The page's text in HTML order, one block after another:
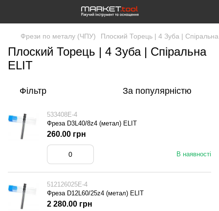
Фрези по металу (ЧПУ) Плоский Торець | 4 Зуба | Спіральна
Плоский Торець | 4 Зуба | Спіральна
ELIT
Фільтр За популярністю
533408E-4
Фреза D3L40/8z4 (метал) ELIT
В наявності
260.00 грн
512126025E-4
Фреза D12L60/25z4 (метал) ELIT
2 280.00 грн